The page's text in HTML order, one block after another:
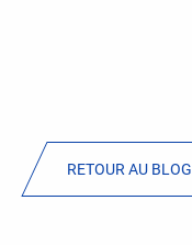
RETOUR AU BLOG